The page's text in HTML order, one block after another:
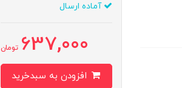
آماده ارسال
637,000 تومان